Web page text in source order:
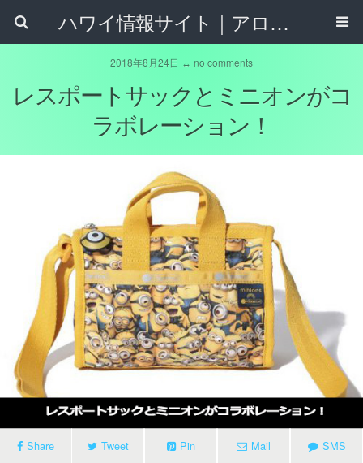
ハワイ情報サイト｜アロハタウンネット
2018年8月24日 ↔ no comments
レスポートサックとミニオンがコ
ラボレーション！
Share Tweet Pin Mail SMS